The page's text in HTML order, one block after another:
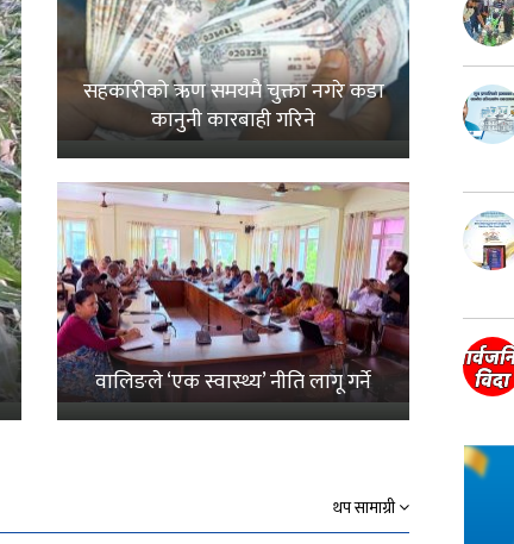
सहकारीको ऋण समयमै चुक्ता नगरे कडा
कानुनी कारबाही गरिने
वालिङले ‘एक स्वास्थ्य’ नीति लागू गर्ने
थप सामाग्री